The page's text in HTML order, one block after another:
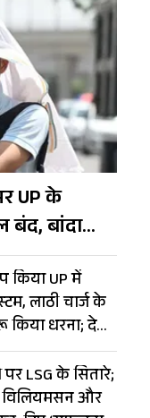
UP के
बांदा
किया UP में
लाठी चार्ज के
किया धरना; देखें
LSG के सितारे;
और